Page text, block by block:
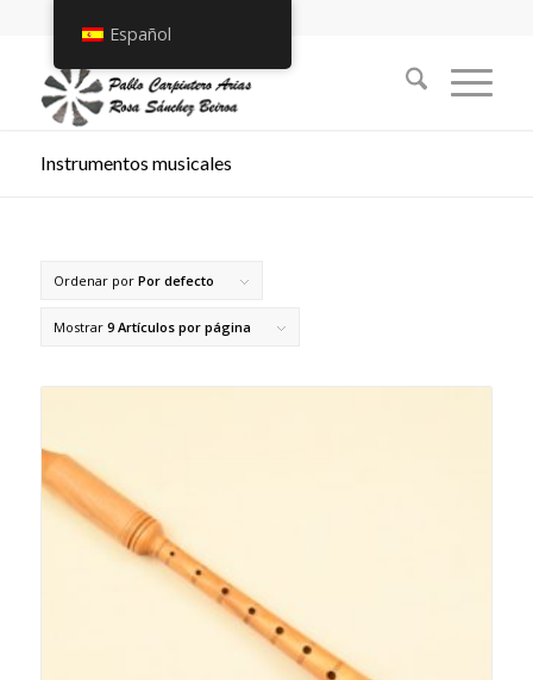
Instrumentos musicales
Ordenar por Por defecto
Mostrar 9 Artículos por página
Español